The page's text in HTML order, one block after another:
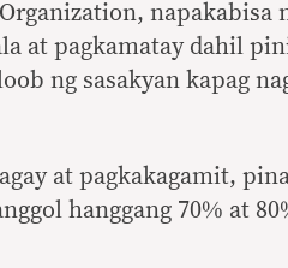
napakabisa
at pagkamatay dahil
ng sasakyan kapag
at pagkakagamit,
hanggang 70% at